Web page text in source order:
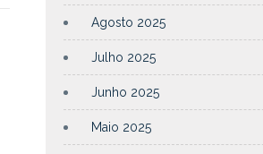
Agosto 2025
Julho 2025
Junho 2025
Maio 2025